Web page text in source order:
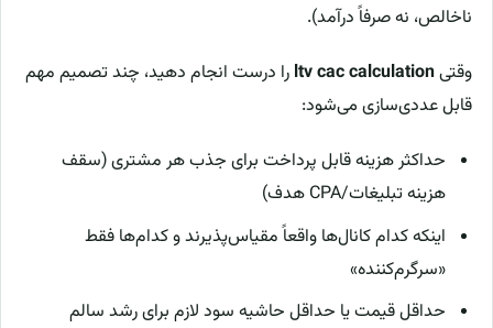
ناخالص، نه صرفاً درآمد).
وقتیltv cac calculation را درست انجام دهید، چند تصمیم مهم
قابل عددی‌سازی می‌شود:
حداکثر هزینه قابل پرداخت برای جذب هر مشتری (سقف
هزینه تبلیغات/CPA هدف)
اینکه کدام کانال‌ها واقعاً مقیاس‌پذیرند و کدام‌ها فقط
«سرگرم‌کننده»
حداقل قیمت یا حداقل حاشیه سود لازم برای رشد سالم